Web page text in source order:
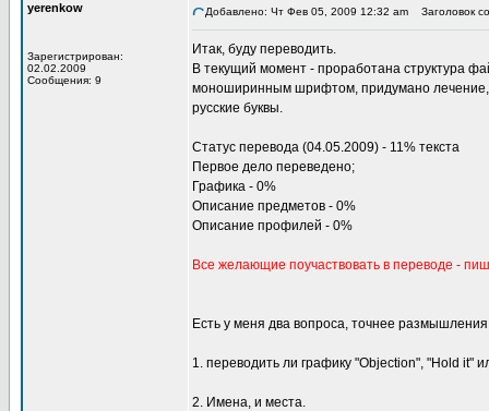
yerenkow
Зарегистрирован:
02.02.2009
Сообщения: 9
Добавлено: Чт Фев 05, 2009 12:32 am Заголовок
Итак, буду переводить.
В текущий момент - проработана структура
моноширинным шрифтом, придумано лечение,
русские буквы.
Статус перевода (04.05.2009) - 11% текста
Первое дело переведено;
Графика - 0%
Описание предметов - 0%
Описание профилей - 0%
Все желающие поучаствовать в переводе -
Есть у меня два вопроса, точнее
1. переводить ли графику "Objection", "Hold it"
2. Имена, и места.